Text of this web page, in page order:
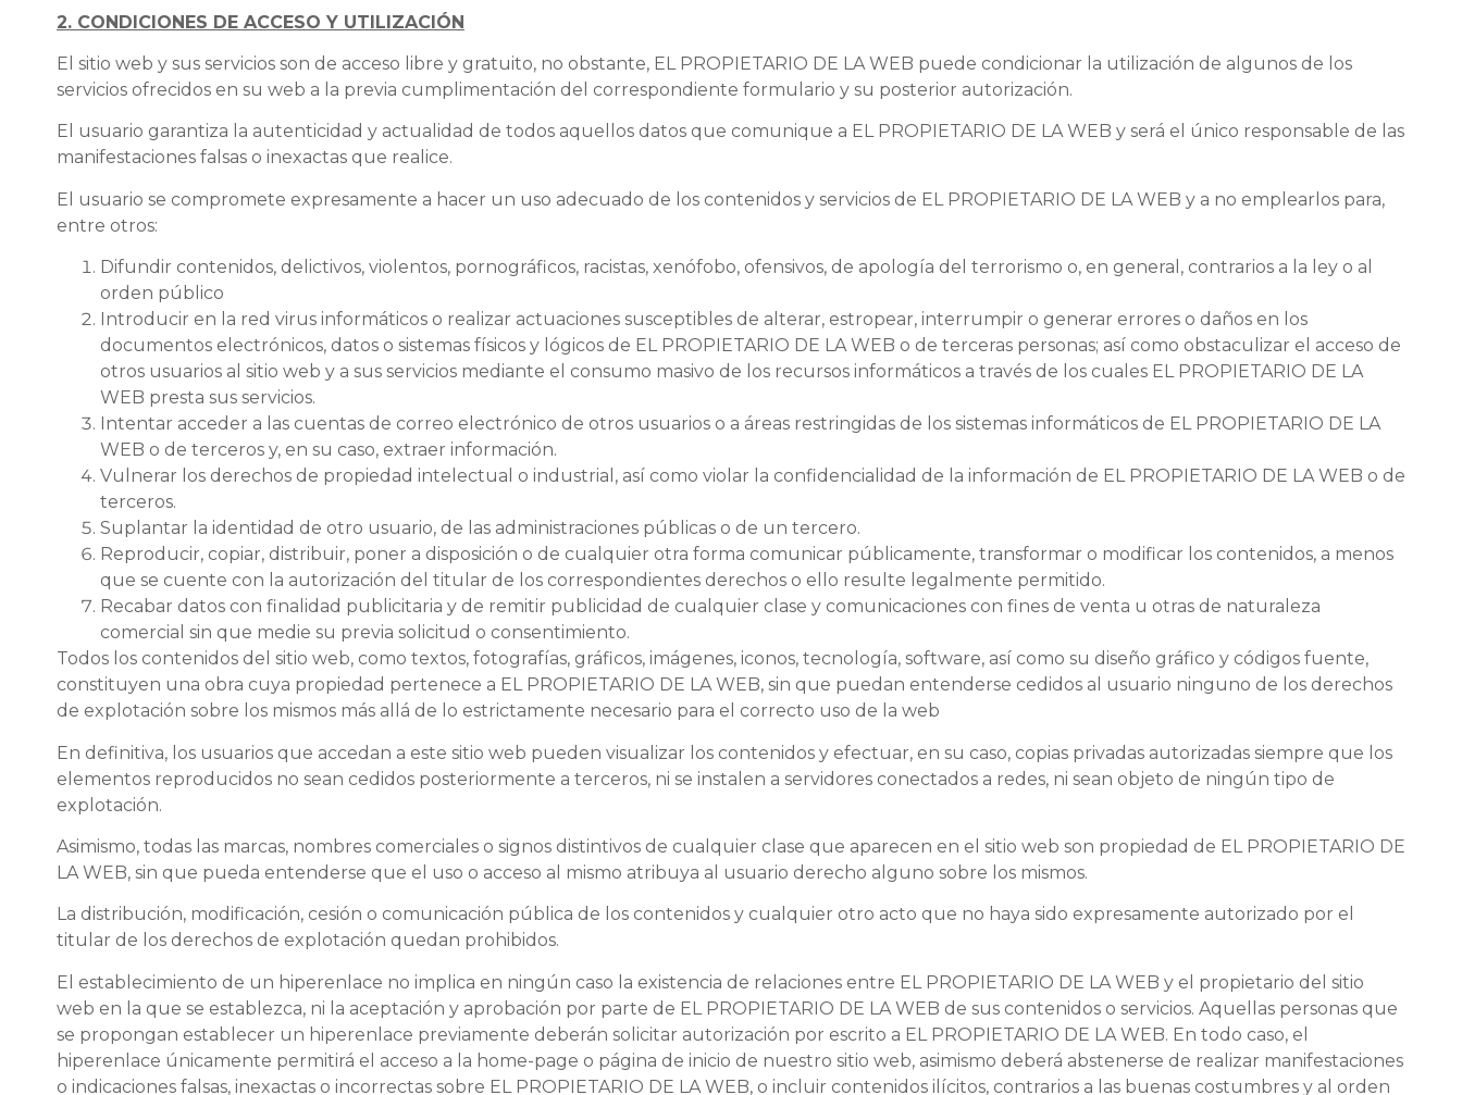
2. CONDICIONES DE ACCESO Y UTILIZACIÓN
El sitio web y sus servicios son de acceso libre y gratuito, no obstante, EL PROPIETARIO DE LA WEB puede condicionar la utilización de algunos de los
servicios ofrecidos en su web a la previa cumplimentación del correspondiente formulario y su posterior autorización.
El usuario garantiza la autenticidad y actualidad de todos aquellos datos que comunique a EL PROPIETARIO DE LA WEB y será el único responsable de las
manifestaciones falsas o inexactas que realice.
El usuario se compromete expresamente a hacer un uso adecuado de los contenidos y servicios de EL PROPIETARIO DE LA WEB y a no emplearlos para,
entre otros:
Difundir contenidos, delictivos, violentos, pornográficos, racistas, xenófobo, ofensivos, de apología del terrorismo o, en general, contrarios a la ley o al
orden público
Introducir en la red virus informáticos o realizar actuaciones susceptibles de alterar, estropear, interrumpir o generar errores o daños en los
documentos electrónicos, datos o sistemas físicos y lógicos de EL PROPIETARIO DE LA WEB o de terceras personas; así como obstaculizar el acceso de
otros usuarios al sitio web y a sus servicios mediante el consumo masivo de los recursos informáticos a través de los cuales EL PROPIETARIO DE LA
WEB presta sus servicios.
Intentar acceder a las cuentas de correo electrónico de otros usuarios o a áreas restringidas de los sistemas informáticos de EL PROPIETARIO DE LA
WEB o de terceros y, en su caso, extraer información.
Vulnerar los derechos de propiedad intelectual o industrial, así como violar la confidencialidad de la información de EL PROPIETARIO DE LA WEB o de
terceros.
Suplantar la identidad de otro usuario, de las administraciones públicas o de un tercero.
Reproducir, copiar, distribuir, poner a disposición o de cualquier otra forma comunicar públicamente, transformar o modificar los contenidos, a menos
que se cuente con la autorización del titular de los correspondientes derechos o ello resulte legalmente permitido.
Recabar datos con finalidad publicitaria y de remitir publicidad de cualquier clase y comunicaciones con fines de venta u otras de naturaleza
comercial sin que medie su previa solicitud o consentimiento.
Todos los contenidos del sitio web, como textos, fotografías, gráficos, imágenes, iconos, tecnología, software, así como su diseño gráfico y códigos fuente,
constituyen una obra cuya propiedad pertenece a EL PROPIETARIO DE LA WEB, sin que puedan entenderse cedidos al usuario ninguno de los derechos
de explotación sobre los mismos más allá de lo estrictamente necesario para el correcto uso de la web
En definitiva, los usuarios que accedan a este sitio web pueden visualizar los contenidos y efectuar, en su caso, copias privadas autorizadas siempre que los
elementos reproducidos no sean cedidos posteriormente a terceros, ni se instalen a servidores conectados a redes, ni sean objeto de ningún tipo de
explotación.
Asimismo, todas las marcas, nombres comerciales o signos distintivos de cualquier clase que aparecen en el sitio web son propiedad de EL PROPIETARIO DE
LA WEB, sin que pueda entenderse que el uso o acceso al mismo atribuya al usuario derecho alguno sobre los mismos.
La distribución, modificación, cesión o comunicación pública de los contenidos y cualquier otro acto que no haya sido expresamente autorizado por el
titular de los derechos de explotación quedan prohibidos.
El establecimiento de un hiperenlace no implica en ningún caso la existencia de relaciones entre EL PROPIETARIO DE LA WEB y el propietario del sitio
web en la que se establezca, ni la aceptación y aprobación por parte de EL PROPIETARIO DE LA WEB de sus contenidos o servicios. Aquellas personas que
se propongan establecer un hiperenlace previamente deberán solicitar autorización por escrito a EL PROPIETARIO DE LA WEB. En todo caso, el
hiperenlace únicamente permitirá el acceso a la home-page o página de inicio de nuestro sitio web, asimismo deberá abstenerse de realizar manifestaciones
o indicaciones falsas, inexactas o incorrectas sobre EL PROPIETARIO DE LA WEB, o incluir contenidos ilícitos, contrarios a las buenas costumbres y al orden